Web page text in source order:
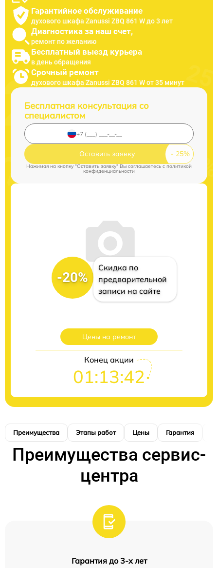
Гарантийное обслуживание
духового шкафа Zanussi ZBQ 861 W до 3 лет
Диагностика за наш счет,
ремонт по желанию
Бесплатный выезд курьера
в день обращения
Срочный ремонт
духового шкафа Zanussi ZBQ 861 W от 35 минут
Бесплатная консультация со
специалистом
Оставить заявку
Нажимая на кнопку "Оставить заявку" Вы соглашаетесь cполитикой
конфиденциальности
-20%
Скидка по
предварительной
записи на сайте
Цены на ремонт
Конец акции
01:13:41
Преимущества Этапы работ Цены Гарантия
Преимущества сервис-
центра
Гарантия до 3-х лет